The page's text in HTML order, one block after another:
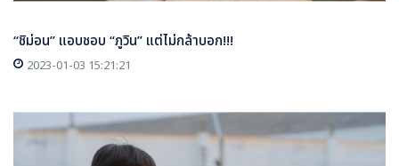
“ชิม่อน” แอบชอบ “ภูวิน” แต่ไม่กล้าบอก!!!
2023-01-03 15:21:21